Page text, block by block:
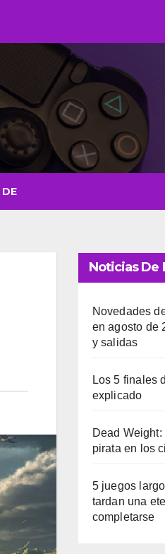
Noticias De
Novedades
en agosto de
y salidas
Los 5 finales
explicado
Dead
pirata en los
5 juegos
tardan una
completarse